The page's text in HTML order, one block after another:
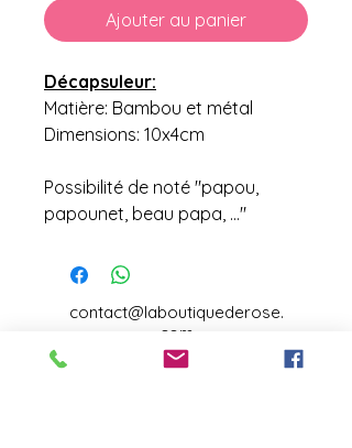
Ajouter au panier
Décapsuleur:
Matière: Bambou et métal
Dimensions: 10x4cm
Possibilité de noté "papou,
papounet, beau papa, ..."
contact@laboutiquederose.
com
Mentions légales